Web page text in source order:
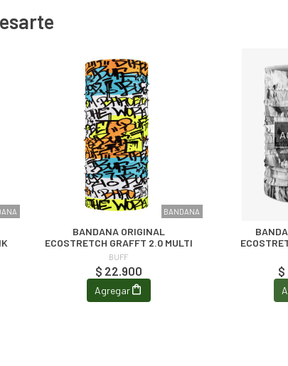
BANDANA
BANDANA ORIGINAL
ECOSTRETCH GRAFFT 2.0 MULTI
BUFF
$ 22.900
Agregar
$